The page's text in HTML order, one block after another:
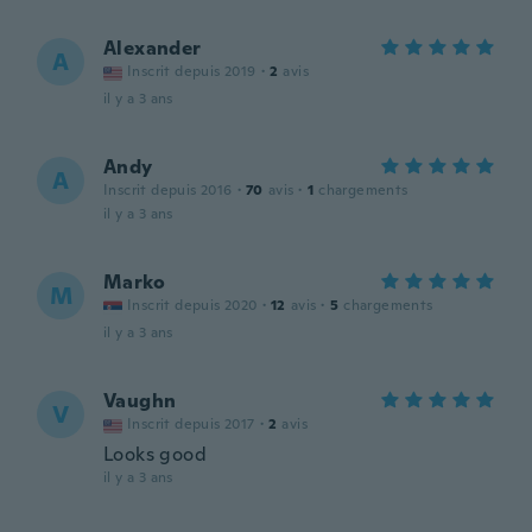
A Alexander
Inscrit depuis 2019 · 2 avis
il y a 3 ans
A Andy
Inscrit depuis 2016 · 70 avis · 1 chargements
il y a 3 ans
M Marko
Inscrit depuis 2020 · 12 avis · 5 chargements
il y a 3 ans
V Vaughn
Inscrit depuis 2017 · 2 avis
Looks good
il y a 3 ans